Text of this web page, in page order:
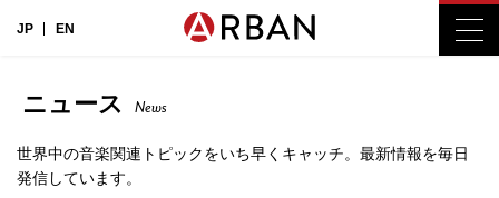
JP EN
ニュース News
世界中の音楽関連トピックをいち早くキャッチ。最新情報を毎日
発信しています。